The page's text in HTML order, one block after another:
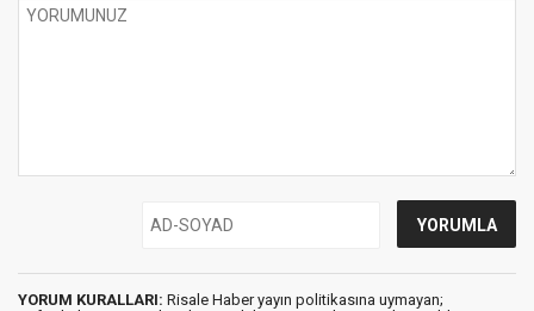
YORUM KURALLARI: Risale Haber yayın politikasına uymayan;